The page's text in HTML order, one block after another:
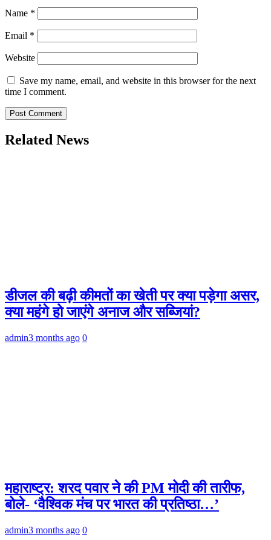
Name *
Email *
Website
Save my name, email, and website in this browser for the next
time I comment.
Related News
डीजल की बढ़ी कीमतों का खेती पर क्या पड़ेगा असर,
क्या महंगे हो जाएंगे अनाज और सब्जियां?
admin3 months ago 0
महाराष्ट्र: शरद पवार ने की PM मोदी की तारीफ,
बोले- ‘वैश्विक मंच पर भारत की प्रतिष्ठा…’
admin3 months ago 0